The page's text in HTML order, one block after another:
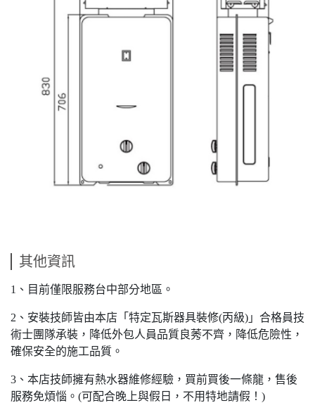
其他資訊
1、目前僅限服務台中部分地區。
2、安裝技師皆由本店「特定瓦斯器具裝修(丙級)」合格員技
術士團隊承裝，降低外包人員品質良莠不齊，降低危險性，
確保安全的施工品質。
3、本店技師擁有熱水器維修經驗，買前買後一條龍，售後
服務免煩惱。(可配合晚上與假日，不用特地請假！)